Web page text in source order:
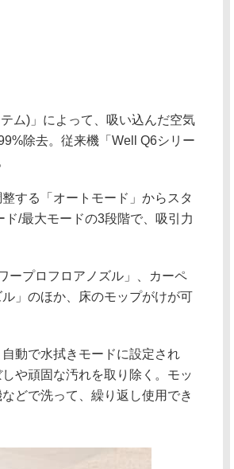
ム)」によって、吸い込んだ空気
除去。従来機「Well Q6シリー
する「オートモード」からスタ
/最大モードの3段階で、吸引力
ープロフロアノズル」、カーペ
」のほか、床のモップがけが可
動で水拭きモードに設定され
や頑固な汚れを取り除く。モッ
どで洗って、繰り返し使用でき